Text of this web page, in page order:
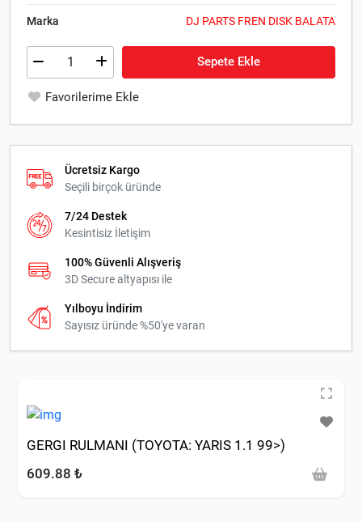
Marka DJ PARTS FREN DISK BALATA
Sepete Ekle
Favorilerime Ekle
Ücretsiz Kargo
Seçili birçok üründe
7/24 Destek
Kesintisiz İletişim
100% Güvenli Alışveriş
3D Secure altyapısı ile
Yılboyu İndirim
Sayısız üründe %50'ye varan
GERGI RULMANI (TOYOTA: YARIS 1.1 99>)
609.88 ₺